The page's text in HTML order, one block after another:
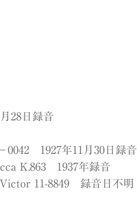
28日録音
1927年11月30日録音
K.863 1937年録音
11-8849 録音日不明